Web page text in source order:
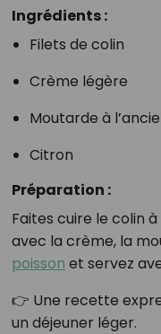
Ingrédients :
Filets de colin
Crème légère
Moutarde à
Citron
Préparation :
Faites cuire le colin
avec la crème, la
poisson et servez
👉 Une recette
un déjeuner léger.